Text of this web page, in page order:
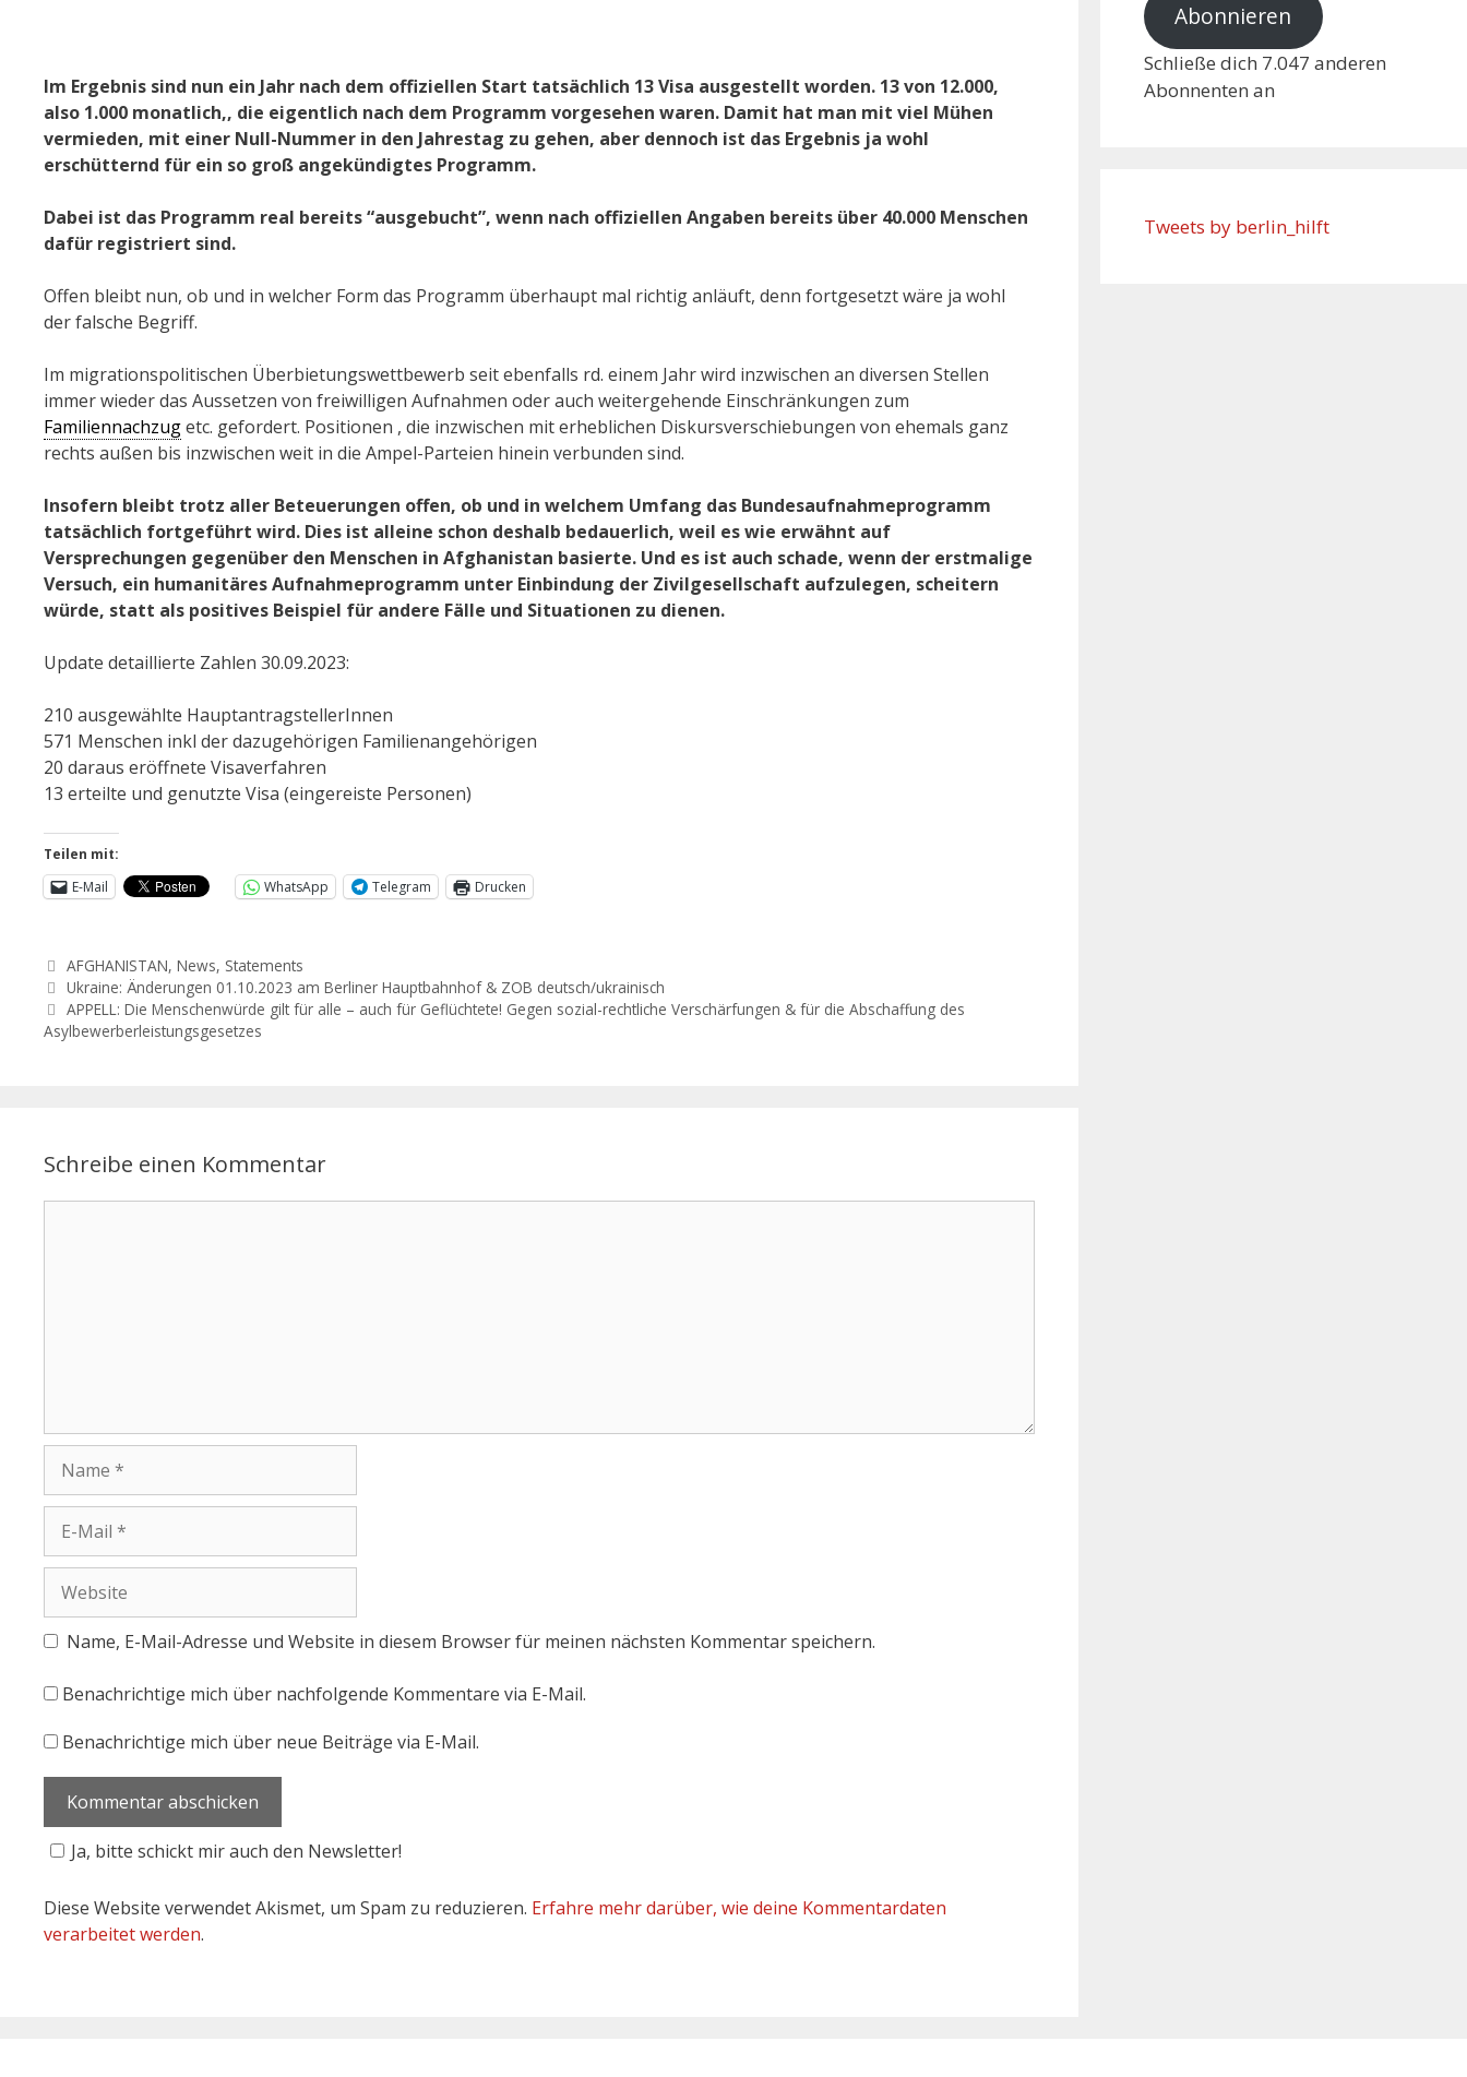
Im Ergebnis sind nun ein Jahr nach dem offiziellen Start tatsächlich 13 Visa ausgestellt worden. 13 von 12.000,
also 1.000 monatlich,, die eigentlich nach dem Programm vorgesehen waren. Damit hat man mit viel Mühen
vermieden, mit einer Null-Nummer in den Jahrestag zu gehen, aber dennoch ist das Ergebnis ja wohl
erschütternd für ein so groß angekündigtes Programm.
Dabei ist das Programm real bereits “ausgebucht”, wenn nach offiziellen Angaben bereits über 40.000 Menschen
dafür registriert sind.
Offen bleibt nun, ob und in welcher Form das Programm überhaupt mal richtig anläuft, denn fortgesetzt wäre ja wohl
der falsche Begriff.
Im migrationspolitischen Überbietungswettbewerb seit ebenfalls rd. einem Jahr wird inzwischen an diversen Stellen
immer wieder das Aussetzen von freiwilligen Aufnahmen oder auch weitergehende Einschränkungen zum
Familiennachzugetc. gefordert. Positionen , die inzwischen mit erheblichen Diskursverschiebungen von ehemals ganz
rechts außen bis inzwischen weit in die Ampel-Parteien hinein verbunden sind.
Insofern bleibt trotz aller Beteuerungen offen, ob und in welchem Umfang das Bundesaufnahmeprogramm
tatsächlich fortgeführt wird. Dies ist alleine schon deshalb bedauerlich, weil es wie erwähnt auf
Versprechungen gegenüber den Menschen in Afghanistan basierte. Und es ist auch schade, wenn der erstmalige
Versuch, ein humanitäres Aufnahmeprogramm unter Einbindung der Zivilgesellschaft aufzulegen, scheitern
würde, statt als positives Beispiel für andere Fälle und Situationen zu dienen.
Update detaillierte Zahlen 30.09.2023:
210 ausgewählte HauptantragstellerInnen
571 Menschen inkl der dazugehörigen Familienangehörigen
20 daraus eröffnete Visaverfahren
13 erteilte und genutzte Visa (eingereiste Personen)
Teilen mit:
E-Mail
WhatsApp Telegram Drucken
AFGHANISTAN,News, Statements
Ukraine: Änderungen 01.10.2023 am Berliner Hauptbahnhof & ZOB deutsch/ukrainisch
APPELL: Die Menschenwürde gilt für alle – auch für Geflüchtete! Gegen sozial-rechtliche Verschärfungen & für die Abschaffung des
Asylbewerberleistungsgesetzes
Schreibe einen Kommentar
Name, E-Mail-Adresse und Website in diesem Browser für meinen nächsten Kommentar speichern.
Benachrichtige mich über nachfolgende Kommentare via E-Mail.
Benachrichtige mich über neue Beiträge via E-Mail.
Ja, bitte schickt mir auch den Newsletter!
Diese Website verwendet Akismet, um Spam zu reduzieren. Erfahre mehr darüber, wie deine Kommentardaten
verarbeitet werden.
Abonnieren
Schließe dich 7.047 anderen
Abonnenten an
Tweets by berlin_hilft